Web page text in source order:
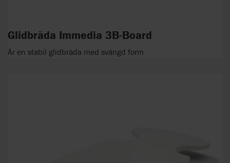
Glidbräda Immedia 3B-Board
Är en stabil glidbräda med svängd form